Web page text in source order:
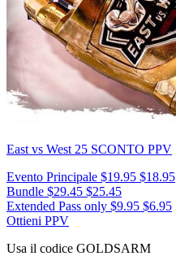
East vs West 25 SCONTO PPV
Evento Principale $19.95 $18.95
Bundle $29.45 $25.45
Extended Pass only $9.95 $6.95
Ottieni PPV
Usa il codice GOLDSARM